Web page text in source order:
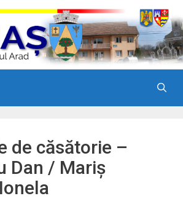
de căsătorie –
Dan / Mariș